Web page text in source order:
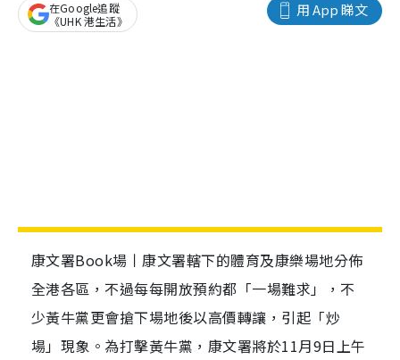
用 App 睇文
在Google追蹤
《UHK 港生活》
康文署Book場丨康文署轄下的體育及康樂場地分佈
全港各區，不過每每開放預約都「一場難求」，不
少黃牛黨更會搶下場地後以高價轉讓，引起「炒
場」現象。為打擊黃牛黨，康文署將於11月9日上午